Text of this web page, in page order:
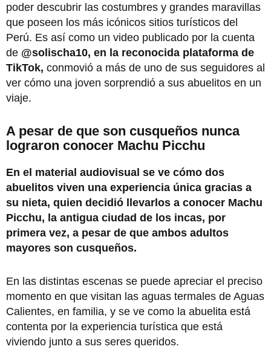
poder descubrir las costumbres y grandes maravillas
que poseen los más icónicos sitios turísticos del
Perú. Es así como un video publicado por la cuenta
de @solischa10, en la reconocida plataforma de
TikTok, conmovió a más de uno de sus seguidores al
ver cómo una joven sorprendió a sus abuelitos en un
viaje.
A pesar de que son cusqueños nunca
lograron conocer Machu Picchu
En el material audiovisual se ve cómo dos
abuelitos viven una experiencia única gracias a
su nieta, quien decidió llevarlos a conocer Machu
Picchu, la antigua ciudad de los incas, por
primera vez, a pesar de que ambos adultos
mayores son cusqueños.
En las distintas escenas se puede apreciar el preciso
momento en que visitan las aguas termales de Aguas
Calientes, en familia, y se ve como la abuelita está
contenta por la experiencia turística que está
viviendo junto a sus seres queridos.